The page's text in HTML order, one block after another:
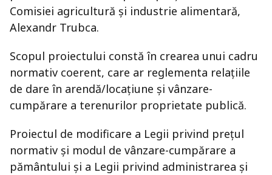
Comisiei agricultură și industrie alimentară,
Alexandr Trubca.
Scopul proiectului constă în crearea unui cadru
normativ coerent, care ar reglementa relațiile
de dare în arendă/locațiune și vânzare-
cumpărare a terenurilor proprietate publică.
Proiectul de modificare a Legii privind prețul
normativ și modul de vânzare-cumpărare a
pământului și a Legii privind administrarea și